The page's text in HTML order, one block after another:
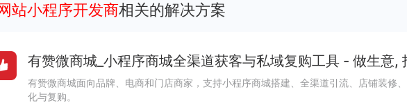
站小程序开发商相关的解决方案
有赞微商城_小程序商城全渠道获客与私域复购工具 - 做生意,
有赞微商城面向品牌、电商和门店商家，支持小程序商城搭建、全渠道引流、店铺装修
化与复购。